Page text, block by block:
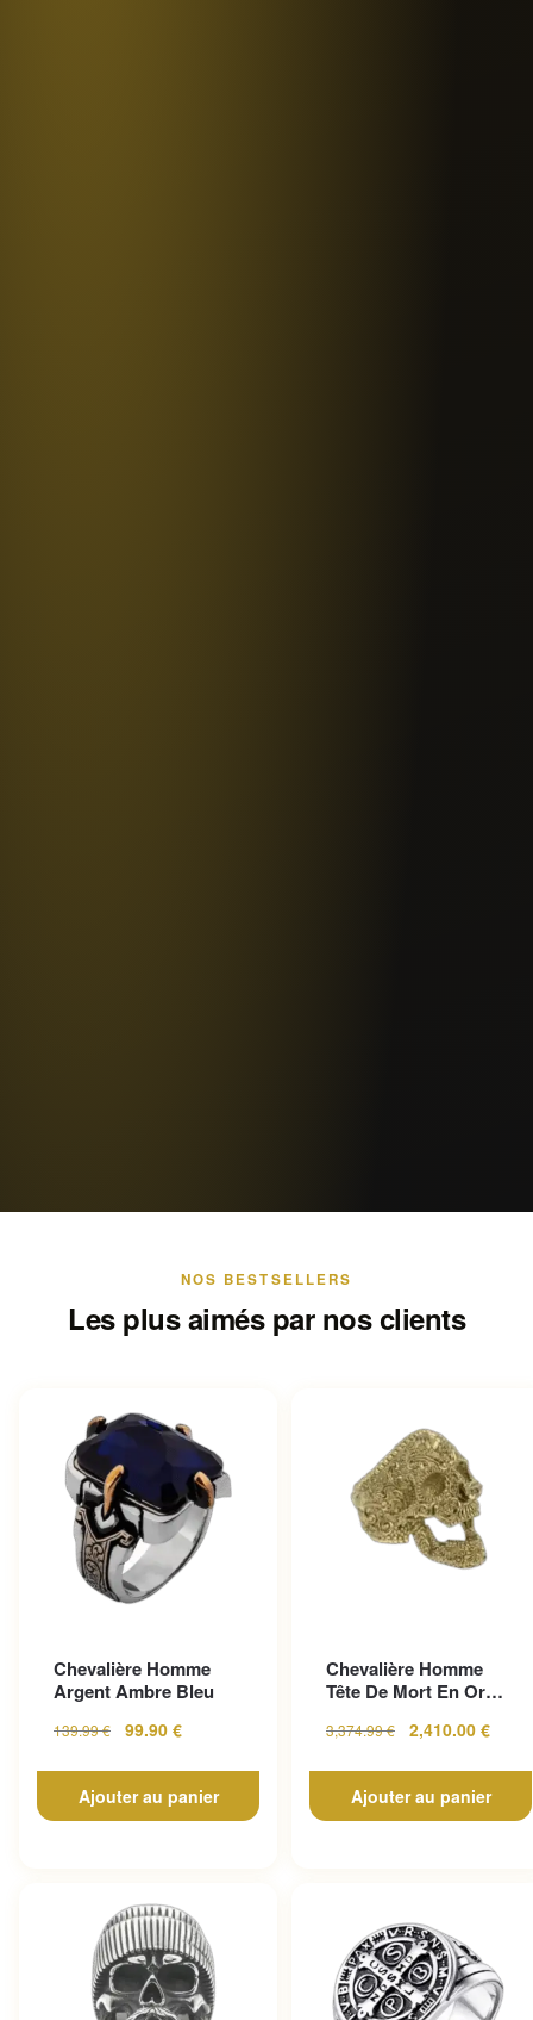
NOS BESTSELLERS
Les plus aimés par nos clients
Chevalière Homme
Argent Ambre Bleu
139.99€ 99.90 €
Ajouter au panier
Chevalière Homme
Tête De Mort En Or
Gothique...
3,374.99€ 2,410.00 €
Ajouter au panier